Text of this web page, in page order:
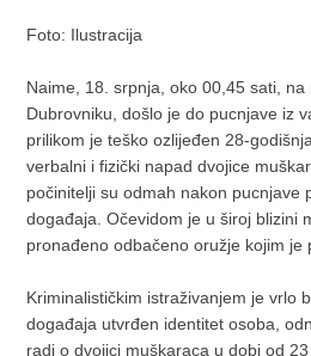
Foto: Ilustracija
Naime, 18. srpnja, oko 00,45 sati, na
Dubrovniku, došlo je do pucnjave iz
prilikom je teško ozlijeđen 28-
verbalni i fizički napad dvojice
počinitelji su odmah nakon pucnjave
događaja. Očevidom je u široj blizini
pronađeno odbačeno oružje kojim je
Kriminalističkim istraživanjem je vrlo
događaja utvrđen identitet osoba,
radi o dvojici muškaraca u dobi od